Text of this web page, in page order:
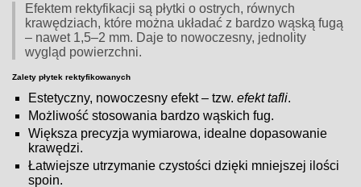
Efektem rektyfikacji są płytki o ostrych, równych
krawędziach, które można układać z bardzo wąską fugą
– nawet 1,5–2 mm. Daje to nowoczesny, jednolity
wygląd powierzchni.
Zalety płytek rektyfikowanych
Estetyczny, nowoczesny efekt – tzw.efekt tafli.
Możliwość stosowania bardzo wąskich fug.
Większa precyzja wymiarowa, idealne dopasowanie
krawędzi.
Łatwiejsze utrzymanie czystości dzięki mniejszej ilości
spoin.